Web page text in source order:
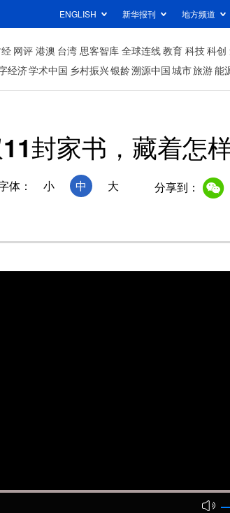
ENGLISH 新华报刊 地方频道
网评 港澳 台湾 思客智库 全球连线教育 科技科创
经济学术中国 乡村振兴银龄溯源中国城市旅游能
封家书，藏着怎
体： 小 中 大 分享到：